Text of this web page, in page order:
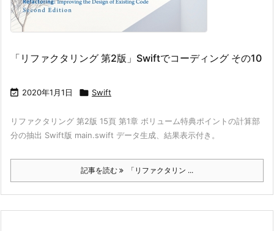
「リファクタリング 第2版」Swiftでコーディング その10
 2020年1月1日  Swift
リファクタリング 第2版 15頁 第1章 ボリューム特典ポイントの計算部
分の抽出 Swift版 main.swift データ生成、結果表示付き。
記事を読む 「リファクタリン ...